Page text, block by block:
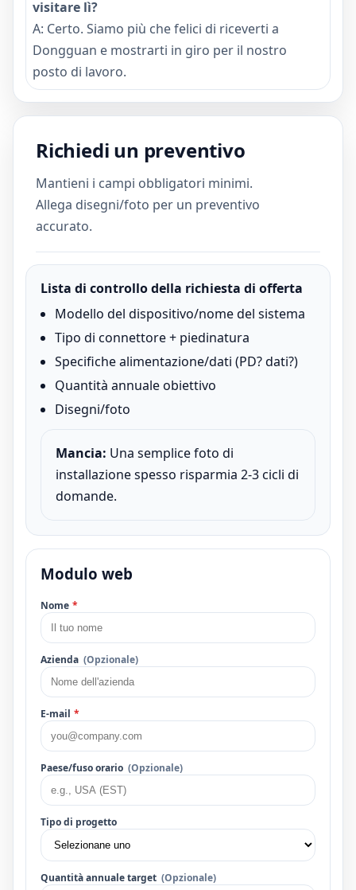
visitare lì?
A: Certo. Siamo più che felici di riceverti a
Dongguan e mostrarti in giro per il nostro
posto di lavoro.
Richiedi un preventivo
Mantieni i campi obbligatori minimi.
Allega disegni/foto per un preventivo
accurato.
Lista di controllo della richiesta di offerta
Modello del dispositivo/nome del sistema
Tipo di connettore + piedinatura
Specifiche alimentazione/dati (PD? dati?)
Quantità annuale obiettivo
Disegni/foto
Mancia: Una semplice foto di
installazione spesso risparmia 2-3 cicli di
domande.
Modulo web
Nome *
Azienda (Opzionale)
E-mail *
Paese/fuso orario (Opzionale)
Tipo di progetto
Quantità annuale target (Opzionale)